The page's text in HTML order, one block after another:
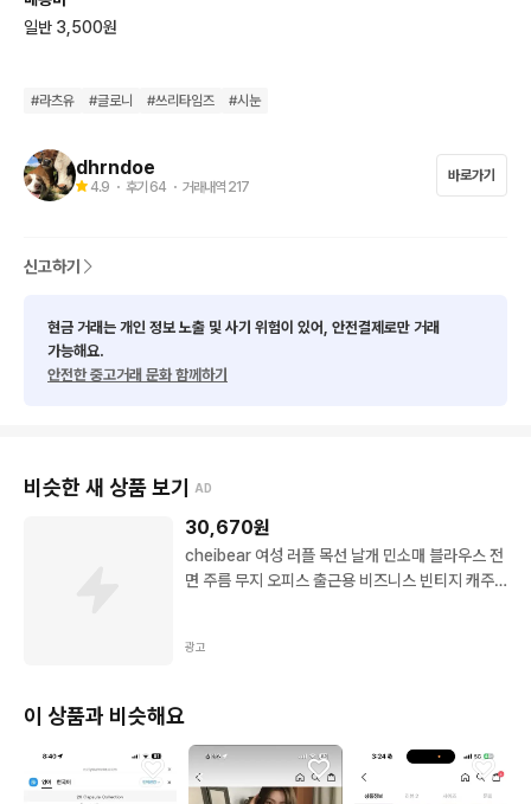
일반 3,500원
#라츠유 #글로니 #쓰리타임즈 #시눈
dhrndoe
4.9 ・ 후기 64 ・ 거래내역 217
바로가기
신고하기
현금 거래는 개인 정보 노출 및 사기 위험이 있어, 안전결제로만 거래
가능해요.
안전한 중고거래 문화 함께하기
비슷한 새 상품 보기 AD
30,670원
cheibear 여성 러플 목선 날개 민소매 블라우스 전
면 주름 무지 오피스 출근용 비즈니스 빈티지 캐주
광고
이 상품과 비슷해요